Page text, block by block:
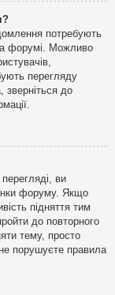
потребують
форумі. Можливо
перегляду
зверніться до
ви
форуму. Якщо
підняття тим
до повторного
тему, просто
порушуєте правила